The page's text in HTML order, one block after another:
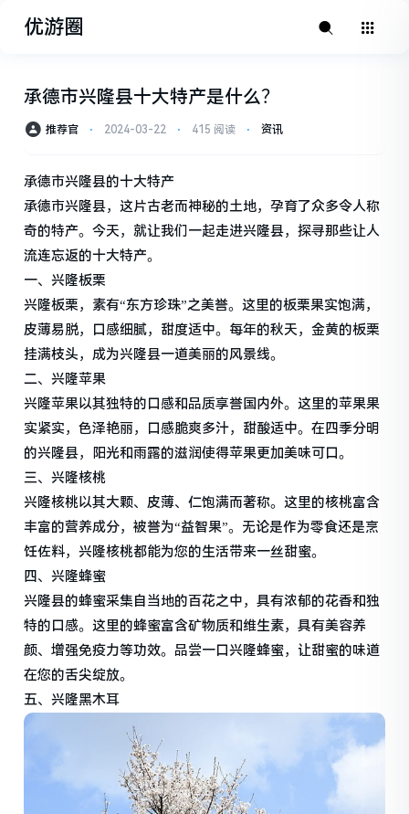
优游圈
承德市兴隆县十大特产是什么？
推荐官 ⋅ 2024-03-22 ⋅ 415 阅读 ⋅ 资讯
承德市兴隆县的十大特产
承德市兴隆县，这片古老而神秘的土地，孕育了众多令人称
奇的特产。今天，就让我们一起走进兴隆县，探寻那些让人
流连忘返的十大特产。
一、兴隆板栗
兴隆板栗，素有“东方珍珠”之美誉。这里的板栗果实饱满，
皮薄易脱，口感细腻，甜度适中。每年的秋天，金黄的板栗
挂满枝头，成为兴隆县一道美丽的风景线。
二、兴隆苹果
兴隆苹果以其独特的口感和品质享誉国内外。这里的苹果果
实紧实，色泽艳丽，口感脆爽多汁，甜酸适中。在四季分明
的兴隆县，阳光和雨露的滋润使得苹果更加美味可口。
三、兴隆核桃
兴隆核桃以其大颗、皮薄、仁饱满而著称。这里的核桃富含
丰富的营养成分，被誉为“益智果”。无论是作为零食还是烹
饪佐料，兴隆核桃都能为您的生活带来一丝甜蜜。
四、兴隆蜂蜜
兴隆县的蜂蜜采集自当地的百花之中，具有浓郁的花香和独
特的口感。这里的蜂蜜富含矿物质和维生素，具有美容养
颜、增强免疫力等功效。品尝一口兴隆蜂蜜，让甜蜜的味道
在您的舌尖绽放。
五、兴隆黑木耳